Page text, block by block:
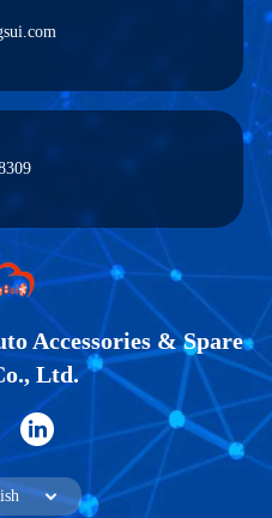
Accessories & Spare
Ltd.